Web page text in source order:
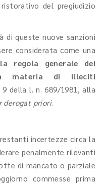
del pregiudizio
queste nuove sanzioni
considerata come una
regola generale dei
materia di illeciti
della l. n. 689/1981, alla
derogat priori.
incertezze circa la
penalmente rilevanti
di mancato o parziale
commesse prima